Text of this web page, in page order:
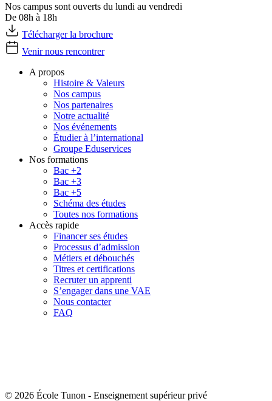
Nos campus sont ouverts du lundi au vendredi
De 08h à 18h
Télécharger la brochure
Venir nous rencontrer
A propos
Histoire & Valeurs
Nos campus
Nos partenaires
Notre actualité
Nos événements
Étudier à l’international
Groupe Eduservices
Nos formations
Bac +2
Bac +3
Bac +5
Schéma des études
Toutes nos formations
Accès rapide
Financer ses études
Processus d’admission
Métiers et débouchés
Titres et certifications
Recruter un apprenti
S’engager dans une VAE
Nous contacter
FAQ
© 2026 École Tunon - Enseignement supérieur privé